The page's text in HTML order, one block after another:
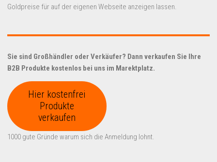
Goldpreise für auf der eigenen Webseite anzeigen lassen.
Sie sind Großhändler oder Verkäufer? Dann verkaufen Sie Ihre
B2B Produkte kostenlos bei uns im Marektplatz.
Hier kostenfrei
Produkte
verkaufen
1000 gute Gründe warum sich die Anmeldung lohnt.